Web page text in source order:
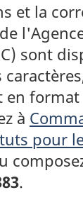
et la
sont
format
à
pour
.